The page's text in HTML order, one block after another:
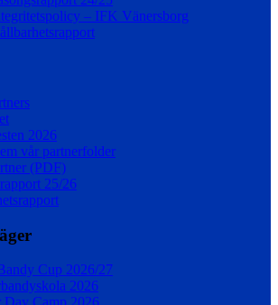
– IFK Vänersborg
2026
vår partnerfolder
(PDF)
25/26
Cup 2026/27
2026